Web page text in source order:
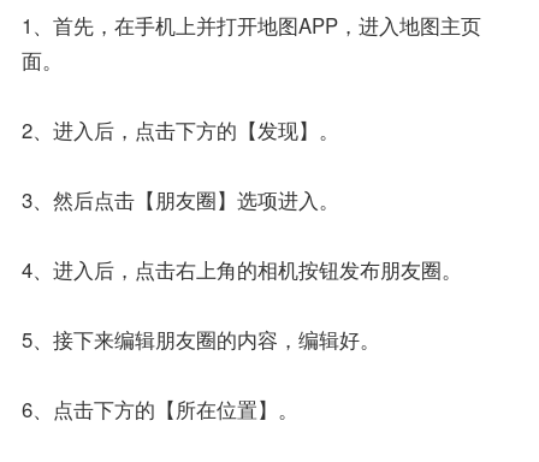
1、首先，在手机上并打开地图APP，进入地图主页
面。
2、进入后，点击下方的【发现】。
3、然后点击【朋友圈】选项进入。
4、进入后，点击右上角的相机按钮发布朋友圈。
5、接下来编辑朋友圈的内容，编辑好。
6、点击下方的【所在位置】。